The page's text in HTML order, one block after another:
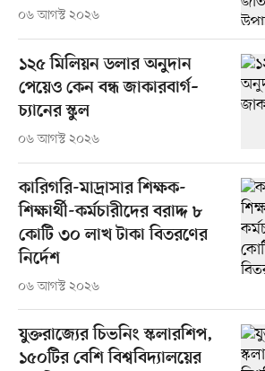
০৬ আগস্ট ২০২৬
১২৫ মিলিয়ন ডলার অনুদান
পেয়েও কেন বন্ধ জাকারবার্গ–
চ্যানের স্কুল
০৬ আগস্ট ২০২৬
কারিগরি-মাদ্রাসার শিক্ষক-
শিক্ষার্থী-কর্মচারীদের বরাদ্দ ৮
কোটি ৩০ লাখ টাকা বিতরণের
নির্দেশ
০৬ আগস্ট ২০২৬
যুক্তরাজ্যের চিভনিং স্কলারশিপ,
১৫০টির বেশি বিশ্ববিদ্যালয়ের